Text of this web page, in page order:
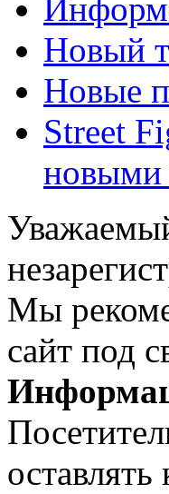
Новый
Новые
Street
новыми
Мы
сайт под